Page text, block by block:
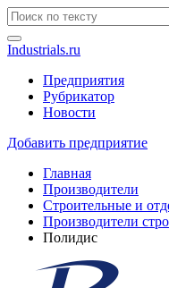
Industrials.ru
Предприятия
Рубрикатор
Новости
Добавить предприятие
Главная
Производители
Строительные и
Производители
Полидис